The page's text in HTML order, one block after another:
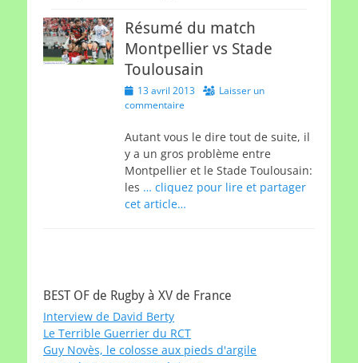
Résumé du match
Montpellier vs Stade
Toulousain
Posted
on
13 avril 2013
Laisser un
commentaire
Autant vous le dire tout de suite, il
y a un gros problème entre
Montpellier et le Stade Toulousain:
les … cliquez pour lire et partager
cet article…
BEST OF de Rugby à XV de France
Interview de David Berty
Le Terrible Guerrier du RCT
Guy Novès, le colosse aux pieds d'argile